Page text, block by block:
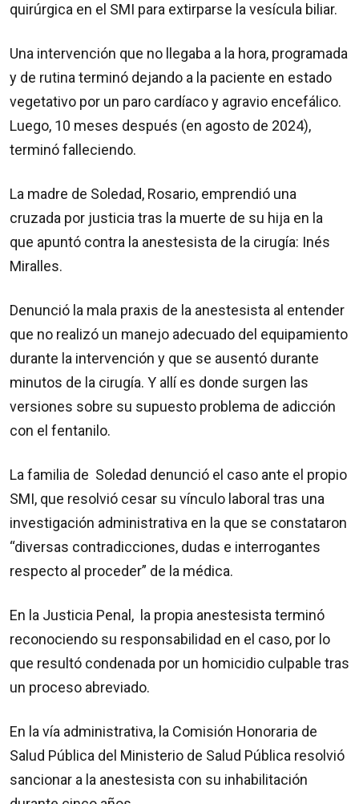
quirúrgica en el SMI para extirparse la vesícula biliar.
Una intervención que no llegaba a la hora, programada
y de rutina terminó dejando a la paciente en estado
vegetativo por un paro cardíaco y agravio encefálico.
Luego, 10 meses después (en agosto de 2024),
terminó falleciendo.
La madre de Soledad, Rosario, emprendió una
cruzada por justicia tras la muerte de su hija en la
que apuntó contra la anestesista de la cirugía: Inés
Miralles.
Denunció la mala praxis de la anestesista al entender
que no realizó un manejo adecuado del equipamiento
durante la intervención y que se ausentó durante
minutos de la cirugía. Y allí es donde surgen las
versiones sobre su supuesto problema de adicción
con el fentanilo.
La familia de Soledad denunció el caso ante el propio
SMI, que resolvió cesar su vínculo laboral tras una
investigación administrativa en la que se constataron
“diversas contradicciones, dudas e interrogantes
respecto al proceder” de la médica.
En la Justicia Penal, la propia anestesista terminó
reconociendo su responsabilidad en el caso, por lo
que resultó condenada por un homicidio culpable tras
un proceso abreviado.
En la vía administrativa, la Comisión Honoraria de
Salud Pública del Ministerio de Salud Pública resolvió
sancionar a la anestesista con su inhabilitación